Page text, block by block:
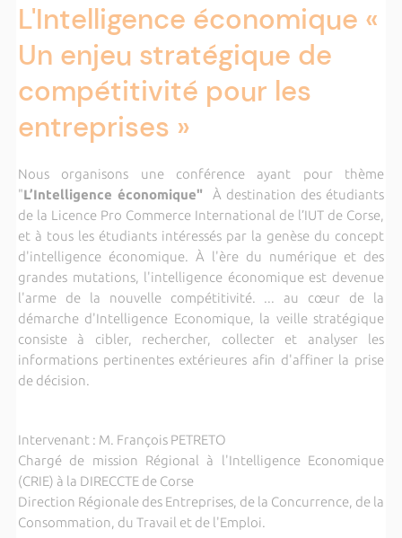
L'Intelligence économique «
Un enjeu stratégique de
compétitivité pour les
entreprises »
Nous organisons une conférence ayant pour thème
"L’Intelligence économique" À destination des étudiants
de la Licence Pro Commerce International de l’IUT de Corse,
et à tous les étudiants intéressés par la genèse du concept
d'intelligence économique. À l'ère du numérique et des
grandes mutations, l'intelligence économique est devenue
l'arme de la nouvelle compétitivité. ... au cœur de la
démarche d'Intelligence Economique, la veille stratégique
consiste à cibler, rechercher, collecter et analyser les
informations pertinentes extérieures afin d'affiner la prise
de décision.
Intervenant : M. François PETRETO
Chargé de mission Régional à l'Intelligence Economique
(CRIE) à la DIRECCTE de Corse
Direction Régionale des Entreprises, de la Concurrence, de la
Consommation, du Travail et de l'Emploi.